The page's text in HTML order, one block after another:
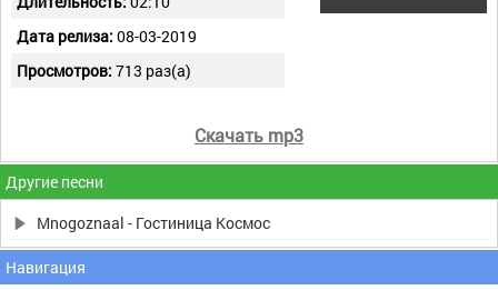
Дата релиза: 08-03-2019
Просмотров: 713 раз(а)
Скачать mp3
Другие песни
Mnogoznaal - Гостиница Космос
Навигация